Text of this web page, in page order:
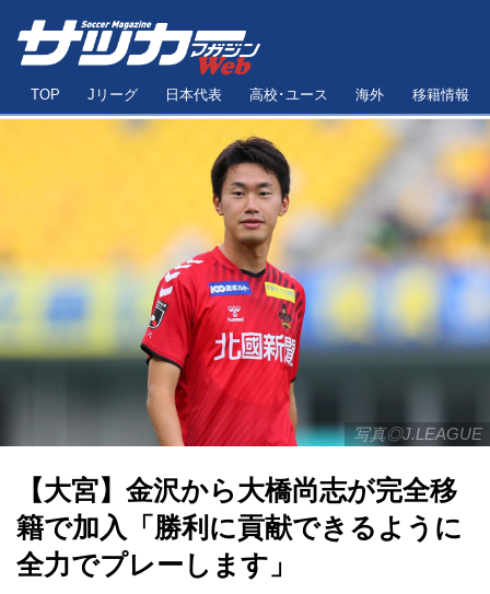
TOP Jリーグ 日本代表 高校･ユース 海外 移籍情報
写真◎J.LEAGUE
【大宮】金沢から大橋尚志が完全移
籍で加入「勝利に貢献できるように
全力でプレーします」